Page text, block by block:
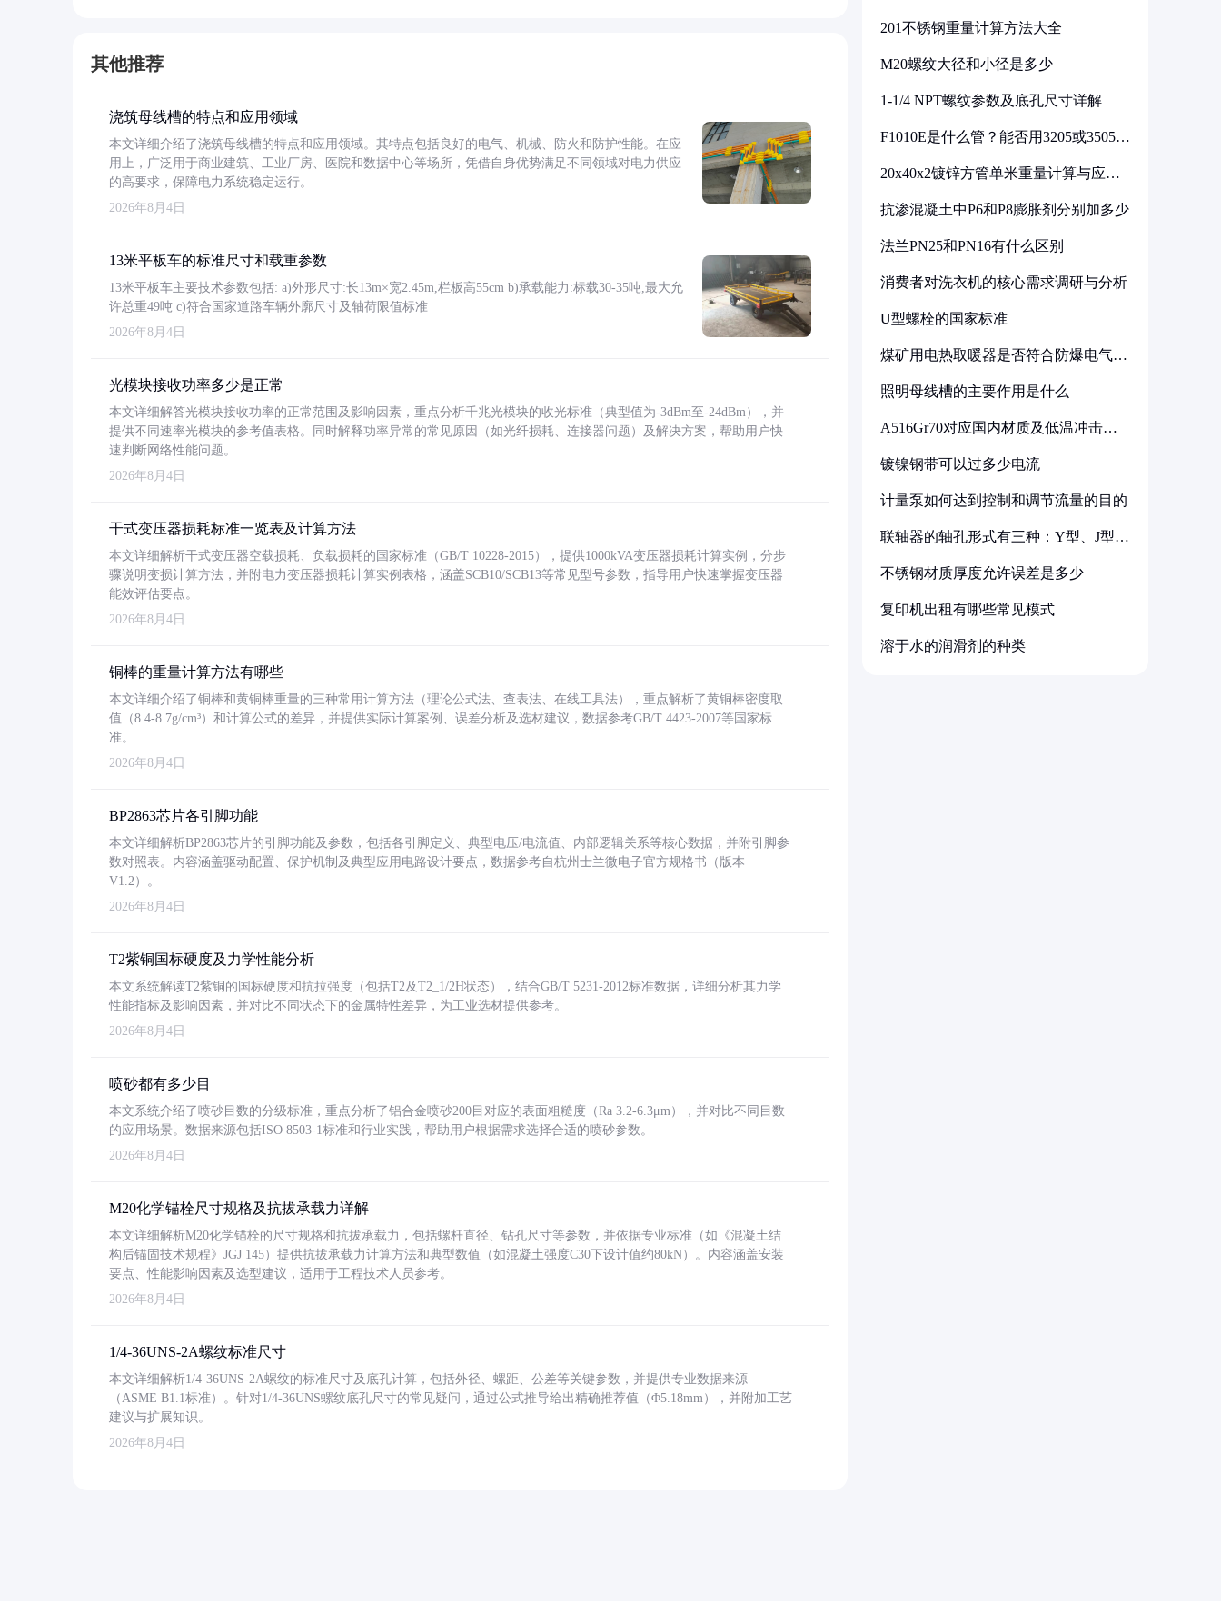
其他推荐
浇筑母线槽的特点和应用领域
本文详细介绍了浇筑母线槽的特点和应用领域。其特点包括良好的电气、机械、防火和防护性能。在应
用上，广泛用于商业建筑、工业厂房、医院和数据中心等场所，凭借自身优势满足不同领域对电力供应
的高要求，保障电力系统稳定运行。
2026年8月4日
13米平板车的标准尺寸和载重参数
13米平板车主要技术参数包括: a)外形尺寸:长13m×宽2.45m,栏板高55cm b)承载能力:标载30-35吨,最大允
许总重49吨 c)符合国家道路车辆外廓尺寸及轴荷限值标准
2026年8月4日
光模块接收功率多少是正常
本文详细解答光模块接收功率的正常范围及影响因素，重点分析千兆光模块的收光标准（典型值为-3dBm至-24dBm），并
提供不同速率光模块的参考值表格。同时解释功率异常的常见原因（如光纤损耗、连接器问题）及解决方案，帮助用户快
速判断网络性能问题。
2026年8月4日
干式变压器损耗标准一览表及计算方法
本文详细解析干式变压器空载损耗、负载损耗的国家标准（GB/T 10228-2015），提供1000kVA变压器损耗计算实例，分步
骤说明变损计算方法，并附电力变压器损耗计算实例表格，涵盖SCB10/SCB13等常见型号参数，指导用户快速掌握变压器
能效评估要点。
2026年8月4日
铜棒的重量计算方法有哪些
本文详细介绍了铜棒和黄铜棒重量的三种常用计算方法（理论公式法、查表法、在线工具法），重点解析了黄铜棒密度取
值（8.4-8.7g/cm³）和计算公式的差异，并提供实际计算案例、误差分析及选材建议，数据参考GB/T 4423-2007等国家标
准。
2026年8月4日
BP2863芯片各引脚功能
本文详细解析BP2863芯片的引脚功能及参数，包括各引脚定义、典型电压/电流值、内部逻辑关系等核心数据，并附引脚参
数对照表。内容涵盖驱动配置、保护机制及典型应用电路设计要点，数据参考自杭州士兰微电子官方规格书（版本
V1.2）。
2026年8月4日
T2紫铜国标硬度及力学性能分析
本文系统解读T2紫铜的国标硬度和抗拉强度（包括T2及T2_1/2H状态），结合GB/T 5231-2012标准数据，详细分析其力学
性能指标及影响因素，并对比不同状态下的金属特性差异，为工业选材提供参考。
2026年8月4日
喷砂都有多少目
本文系统介绍了喷砂目数的分级标准，重点分析了铝合金喷砂200目对应的表面粗糙度（Ra 3.2-6.3μm），并对比不同目数
的应用场景。数据来源包括ISO 8503-1标准和行业实践，帮助用户根据需求选择合适的喷砂参数。
2026年8月4日
M20化学锚栓尺寸规格及抗拔承载力详解
本文详细解析M20化学锚栓的尺寸规格和抗拔承载力，包括螺杆直径、钻孔尺寸等参数，并依据专业标准（如《混凝土结
构后锚固技术规程》JGJ 145）提供抗拔承载力计算方法和典型数值（如混凝土强度C30下设计值约80kN）。内容涵盖安装
要点、性能影响因素及选型建议，适用于工程技术人员参考。
2026年8月4日
1/4-36UNS-2A螺纹标准尺寸
本文详细解析1/4-36UNS-2A螺纹的标准尺寸及底孔计算，包括外径、螺距、公差等关键参数，并提供专业数据来源
（ASME B1.1标准）。针对1/4-36UNS螺纹底孔尺寸的常见疑问，通过公式推导给出精确推荐值（Φ5.18mm），并附加工艺
建议与扩展知识。
2026年8月4日
201不锈钢重量计算方法大全
M20螺纹大径和小径是多少
1-1/4 NPT螺纹参数及底孔尺寸详解
F1010E是什么管？能否用3205或3505代
20x40x2镀锌方管单米重量计算与应用
抗渗混凝土中P6和P8膨胀剂分别加多少
法兰PN25和PN16有什么区别
消费者对洗衣机的核心需求调研与分析
U型螺栓的国家标准
煤矿用电热取暖器是否符合防爆电气设
照明母线槽的主要作用是什么
A516Gr70对应国内材质及低温冲击要
镀镍钢带可以过多少电流
计量泵如何达到控制和调节流量的目的
联轴器的轴孔形式有三种：Y型、J型、
不锈钢材质厚度允许误差是多少
复印机出租有哪些常见模式
溶于水的润滑剂的种类